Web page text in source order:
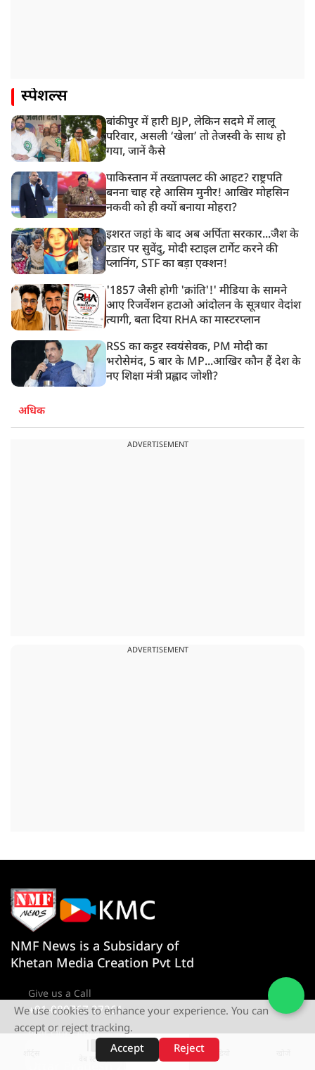
स्पेशल्स
बांकीपुर में हारी BJP, लेकिन सदमे में लालू
परिवार, असली ‘खेला’ तो तेजस्वी के साथ हो
गया, जानें कैसे
पाकिस्तान में तख्तापलट की आहट? राष्ट्रपति
बनना चाह रहे आसिम मुनीर! आखिर मोहसिन
नकवी को ही क्यों बनाया मोहरा?
इशरत जहां के बाद अब अर्पिता सरकार...जैश के
रडार पर सुवेंदु, मोदी स्टाइल टार्गेट करने की
प्लानिंग, STF का बड़ा एक्शन!
'1857 जैसी होगी 'क्रांति'!' मीडिया के सामने
आए रिजर्वेशन हटाओ आंदोलन के सूत्रधार वेदांश
त्यागी, बता दिया RHA का मास्टरप्लान
RSS का कट्टर स्वयंसेवक, PM मोदी का
भरोसेमंद, 5 बार के MP...आखिर कौन हैं देश के
नए शिक्षा मंत्री प्रह्लाद जोशी?
अधिक
ADVERTISEMENT
ADVERTISEMENT
वेब स्टोरीज़
NMF News is a Subsidary of
Khetan Media Creation Pvt Ltd
Give us a Call
+91-080767 27261
Visit Our Office
D-4 1st Floor, Sector 10, Noida,
We use cookies to enhance your experience. You can
accept or reject tracking.
Accept
Reject